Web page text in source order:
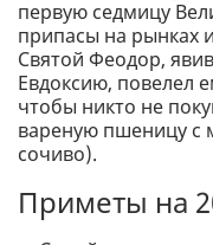
первую седмицу
припасы на рынках
Святой Феодор,
Евдоксию, повелел
чтобы никто не
вареную пшеницу с
сочиво).
Приметы на